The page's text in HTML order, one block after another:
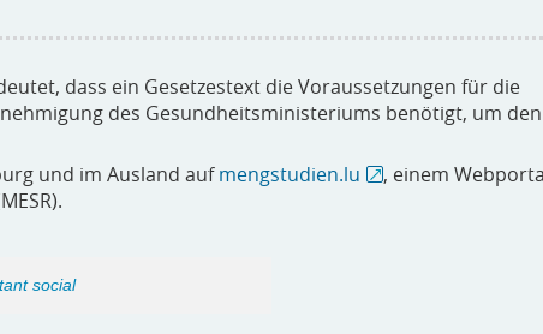
dass ein Gesetzestext die Voraussetzungen für die
des Gesundheitsministeriums benötigt, um den
und im Ausland aufmengstudien.lu
, einem
social